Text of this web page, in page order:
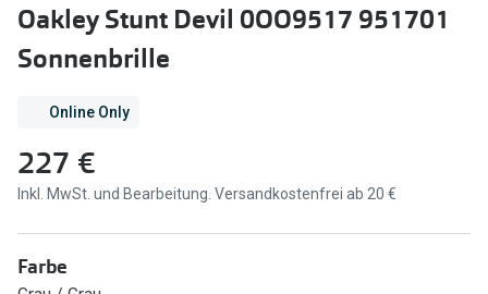
DbyD
Prada
Seen
Miu Miu
alle Marken
Ratgeber
Ray-Ban
Oakley Stunt Devil 0OO9517 951701
Sonnenbrille
Online Only
227 €
Inkl. MwSt. und Bearbeitung. Versandkostenfrei ab 20 €
Farbe